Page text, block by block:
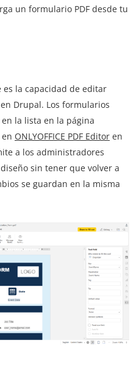
un formulario PDF desde tu
la capacidad de editar
Drupal. Los formularios
la lista en la página
ONLYOFFICE PDF Editor en
a los administradores
sin tener que volver a
se guardan en la misma